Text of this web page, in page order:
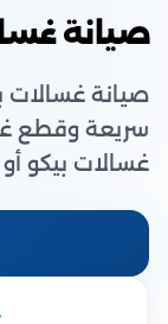
صيانة
صيانة غسالات
سريعة وقطع
غسالات بيكو أو